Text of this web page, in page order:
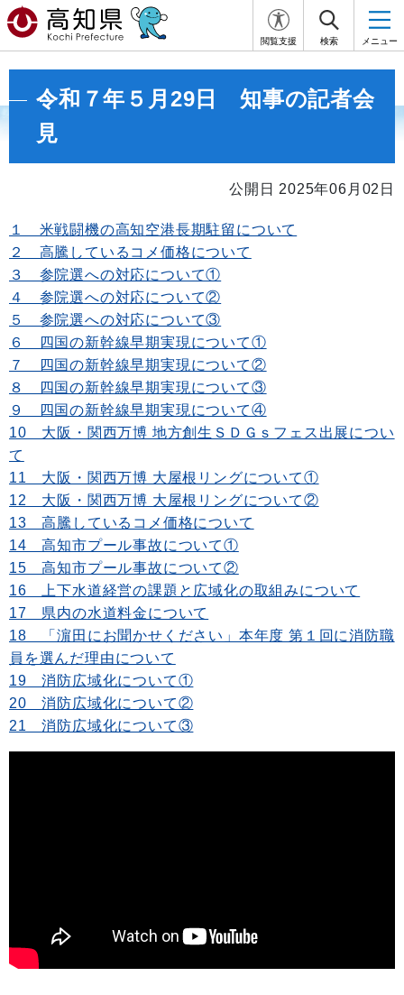
閲覧支援 検索 メニュー
令和７年５月29日 知事の記者会
見
公開日 2025年06月02日
１ 米戦闘機の高知空港長期駐留について
２ 高騰しているコメ価格について
３ 参院選への対応について①
４ 参院選への対応について②
５ 参院選への対応について③
６ 四国の新幹線早期実現について①
７ 四国の新幹線早期実現について②
８ 四国の新幹線早期実現について③
９ 四国の新幹線早期実現について④
10 大阪・関西万博 地方創生ＳＤＧｓフェス出展につい
て
11 大阪・関西万博 大屋根リングについて①
12 大阪・関西万博 大屋根リングについて②
13 高騰しているコメ価格について
14 高知市プール事故について①
15 高知市プール事故について②
16 上下水道経営の課題と広域化の取組みについて
17 県内の水道料金について
18 「濵田にお聞かせください」本年度 第１回に消防職
員を選んだ理由について
19 消防広域化について①
20 消防広域化について②
21 消防広域化について③